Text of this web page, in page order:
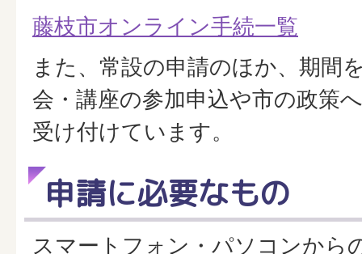
藤枝市オンライン手続一覧
また、常設の申請のほか、期間
会・講座の参加申込や市の政策
受け付けています。
申請に必要なもの
スマートフォン・パソコンから